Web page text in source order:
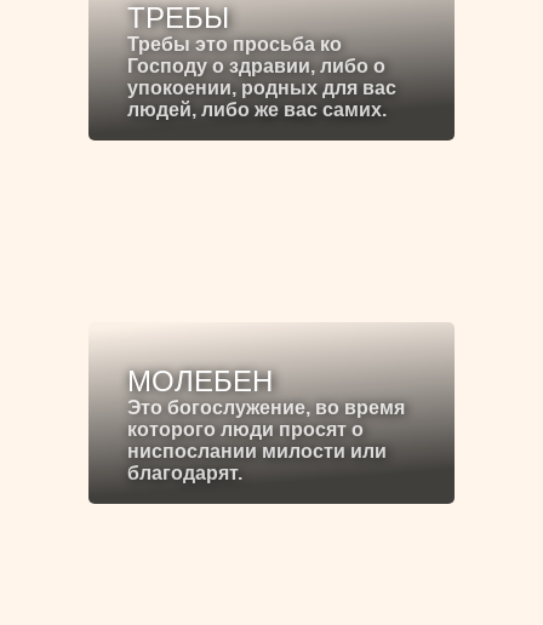
ТРЕБЫ
Требы это просьба ко
Господу о здравии, либо о
упокоении, родных для вас
людей, либо же вас самих.
МОЛЕБЕН
Это богослужение, во время
которого люди просят о
ниспослании милости или
благодарят.